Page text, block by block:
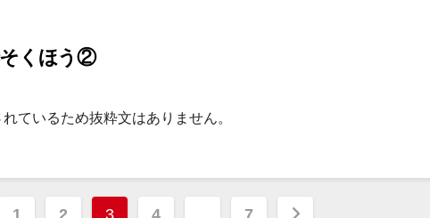
そくほう②
ているため抜粋文はありません。
1 2 3 4 … 7